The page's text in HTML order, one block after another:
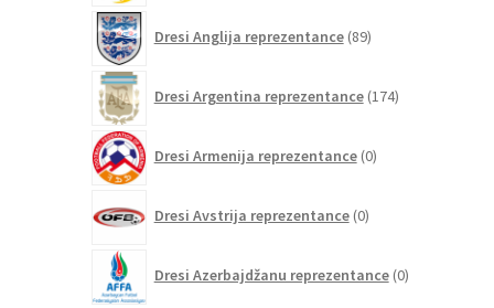
Dresi Anglija reprezentance 89izdelkov
Dresi Argentina reprezentance 174izdelkov
Dresi Armenija reprezentance 0izdelkov
Dresi Avstrija reprezentance 0izdelkov
Dresi Azerbajdžanu reprezentance 0izdelkov